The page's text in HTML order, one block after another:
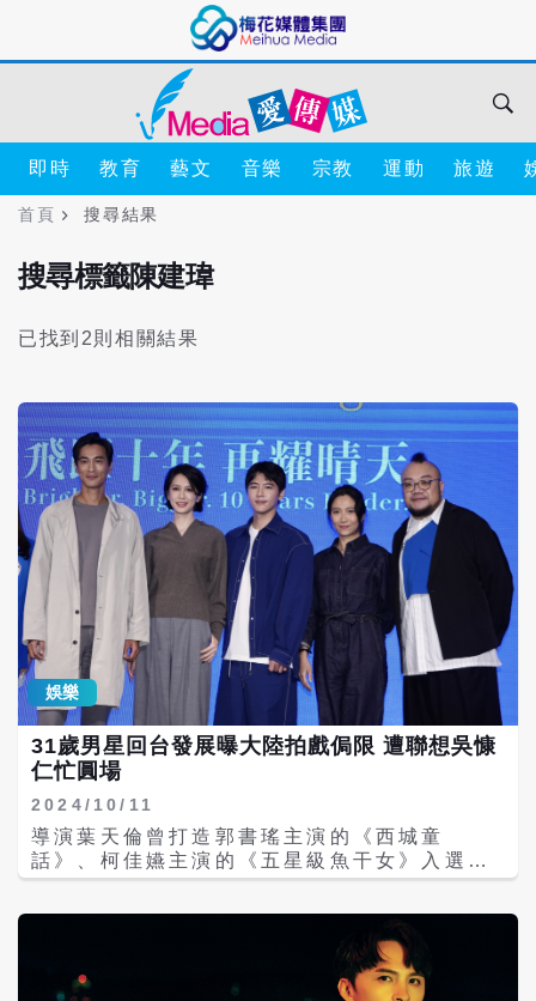
即時 教育 藝文 音樂 宗教 運動 旅遊
首頁 搜尋結果
搜尋標籤陳建瑋
已找到2則相關結果
娛樂
31歲男星回台發展曝大陸拍戲侷限 遭聯想吳慷
仁忙圓場
2024/10/11
導演葉天倫曾打造郭書瑤主演的《西城童
話》、柯佳嬿主演的《五星級魚干女》入選釜
山影展，今（2日）舉行10週年記者會，將之
成功經驗，繼續開發更多IP，接下來將推出楊
謹華主演的影集《看看你有多愛我》、陳建瑋
負責詞曲的台語歌舞句《人生歌王》、劉奕兒